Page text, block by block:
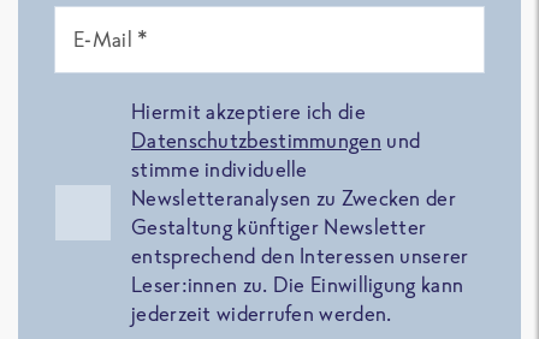
E-Mail *
Hiermit akzeptiere ich die
Datenschutzbestimmungen und
stimme individuelle
Newsletteranalysen zu Zwecken der
Gestaltung künftiger Newsletter
entsprechend den Interessen unserer
Leser:innen zu. Die Einwilligung kann
jederzeit widerrufen werden.